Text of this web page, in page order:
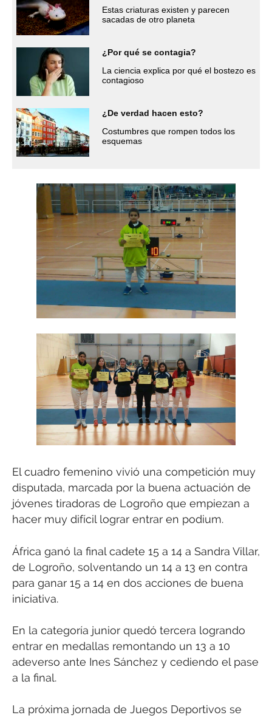
Estas criaturas existen y parecen
sacadas de otro planeta
¿Por qué se contagia?
La ciencia explica por qué el bostezo es
contagioso
¿De verdad hacen esto?
Costumbres que rompen todos los
esquemas
El cuadro femenino vivió una competición muy
disputada, marcada por la buena actuación de
jóvenes tiradoras de Logroño que empiezan a
hacer muy difícil lograr entrar en podium.
África ganó la final cadete 15 a 14 a Sandra Villar,
de Logroño, solventando un 14 a 13 en contra
para ganar 15 a 14 en dos acciones de buena
iniciativa.
En la categoría junior quedó tercera logrando
entrar en medallas remontando un 13 a 10
adeverso ante Ines Sánchez y cediendo el pase
a la final.
La próxima jornada de Juegos Deportivos se